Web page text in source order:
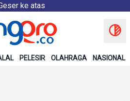
ke atas
PELESIR OLAHRAGA NASIONAL